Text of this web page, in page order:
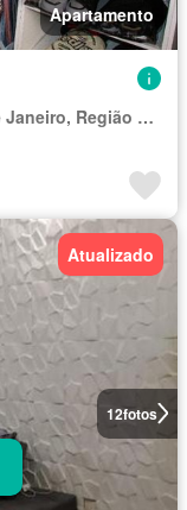
Apartamento
Região Geográfica Imediata do Rio de Janeiro, Região Metropolitana do Rio de Janeiro
12fotos
Atualizado